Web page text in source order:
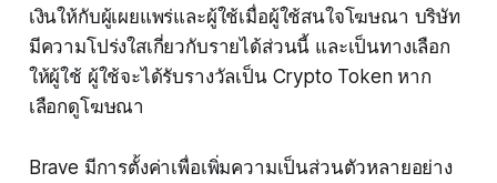
เงินให้กับผู้เผยแพร่และผู้ใช้เมื่อผู้ใช้สนใจโฆษณา บริษัท
มีความโปร่งใสเกี่ยวกับรายได้ส่วนนี้ และเป็นทางเลือก
ให้ผู้ใช้ ผู้ใช้จะได้รับรางวัลเป็น Crypto Token หาก
เลือกดูโฆษณา
Brave มีการตั้งค่าเพื่อเพิ่มความเป็นส่วนตัวหลายอย่าง